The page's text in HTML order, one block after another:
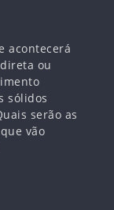
acontecerá
ou
sólidos
serão as
vão